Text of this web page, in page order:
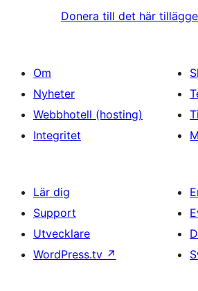
Donera till det här
Om
Nyheter
Webbhotell (hosting)
Integritet
Lär dig
Support
Utvecklare
WordPress.tv ↗